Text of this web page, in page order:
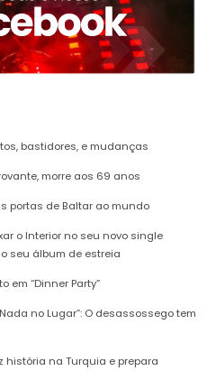
bastidores, e mudanças
morre aos 69 anos
portas de Baltar ao mundo
o Interior no seu novo single
seu álbum de estreia
em “Dinner Party”
no Lugar”: O desassossego tem
história na Turquia e prepara